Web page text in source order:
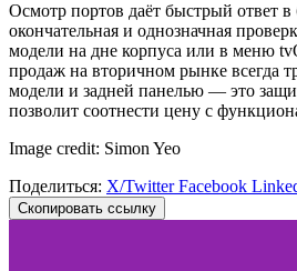
Осмотр портов даёт быстрый ответ
окончательная и однозначная
модели на дне корпуса или в меню
продаж на вторичном рынке всегда
модели и задней панелью — это
позволит соотнести цену с
Image credit: Simon Yeo
Поделиться: X/TwitterFacebook
Скопировать ссылку